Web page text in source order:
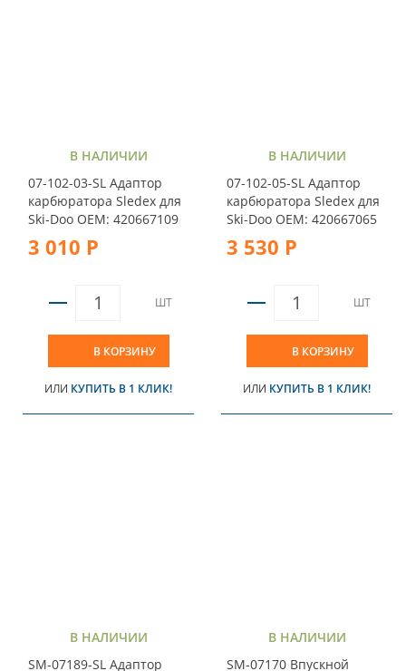
В НАЛИЧИИ
07-102-03-SL Адаптор
карбюратора Sledex для
Ski-Doo ОЕМ: 420667109
3 010 Р
ШТ
В КОРЗИНУ
ИЛИ КУПИТЬ В 1 КЛИК!
В НАЛИЧИИ
07-102-05-SL Адаптор
карбюратора Sledex для
Ski-Doo ОЕМ: 420667065
3 530 Р
ШТ
В КОРЗИНУ
ИЛИ КУПИТЬ В 1 КЛИК!
В НАЛИЧИИ
SM-07189-SL Адаптор
В НАЛИЧИИ
SM-07170 Впускной